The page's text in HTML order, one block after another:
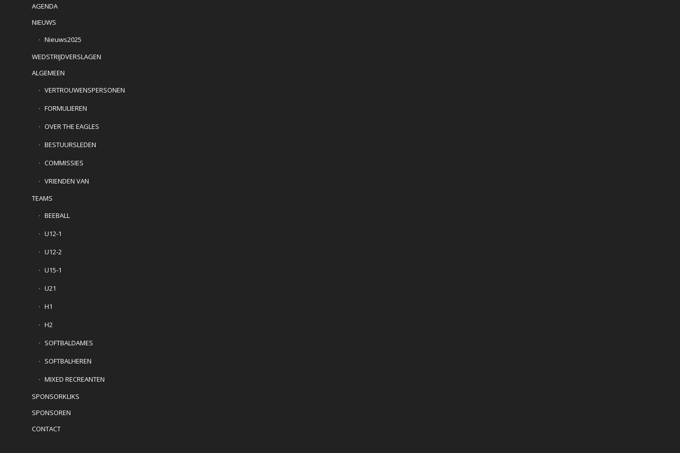
AGENDA
NIEUWS
Nieuws2025
WEDSTRIJDVERSLAGEN
ALGEMEEN
VERTROUWENSPERSONEN
FORMULIEREN
OVER THE EAGLES
BESTUURSLEDEN
COMMISSIES
VRIENDEN VAN
TEAMS
BEEBALL
U12-1
U12-2
U15-1
U21
H1
H2
SOFTBALDAMES
SOFTBALHEREN
MIXED RECREANTEN
SPONSORKLIKS
SPONSOREN
CONTACT